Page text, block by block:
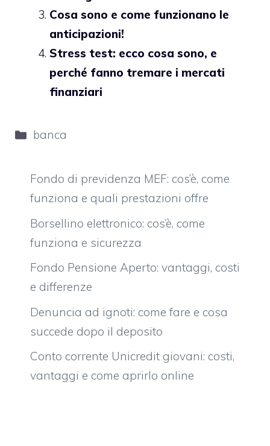
Cosa sono e come funzionano le
anticipazioni!
Stress test: ecco cosa sono, e
perché fanno tremare i mercati
finanziari
Categorie
banca
Fondo di previdenza MEF: cos’è, come
funziona e quali prestazioni offre
Borsellino elettronico: cos’è, come
funziona e sicurezza
Fondo Pensione Aperto: vantaggi, costi
e differenze
Denuncia ad ignoti: come fare e cosa
succede dopo il deposito
Conto corrente Unicredit giovani: costi,
vantaggi e come aprirlo online